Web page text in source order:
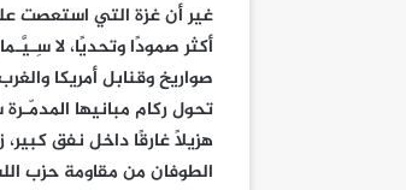
غير أن غزة التي استعصت
أكثر صمودًا وتحديًا، لا
صواريخ وقنابل أمريكا
تحول ركام مبانيها
هزيلًا غارقًا داخل نفق
الطوفان من مقاومة حزب